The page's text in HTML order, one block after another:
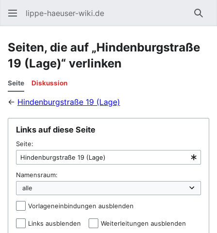
lippe-haeuser-wiki.de
Seiten, die auf „Hindenburgstraße
19 (Lage)“ verlinken
Seite Diskussion
← Hindenburgstraße 19 (Lage)
Links auf diese Seite
Seite:
Namensraum:
Vorlageneinbindungen ausblenden
Links ausblenden Weiterleitungen ausblenden